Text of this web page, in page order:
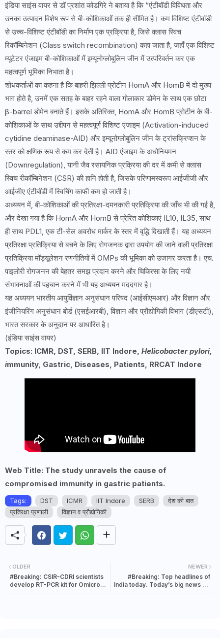
इंडिया साइंस वायर से डॉ प्रशांत कोडगिरे ने बताया है कि “एंटीबॉडी विविधता और
उनका उत्पादन विशेष रूप से बी-कोशिकाओं तक ही सीमित है। कम विशिष्ट एंटीबॉडी
से उच्च-विशिष्ट एंटीबॉडी का निर्माण एक प्रक्रिया है, जिसे क्लास स्विच
रिकॉम्बिनेशन (Class switch recombination) कहा जाता है, जहाँ एक विशिष्ट
म्यूटेटर एंजाइम बी-कोशिकाओं में इम्यूनोग्लोबुलिन जीन में उत्परिवर्तन कर एक
महत्वपूर्ण भूमिका निभाता है।
शोधकर्ताओं का कहना है कि बाहरी झिल्ली प्रोटीन HomA और HomB में दो मुख्य
भाग होते है, उनमें एक सतह के बाहर रहने वाला गोलाकार डोमेन के साथ एक छोटा
β-barrel डोमेन बनाते हैं। इसके अतिरिक्त, HomA और HomB प्रोटीन के बी-
कोशिकाओं के साथ उद्दीपन से महत्वपूर्ण विशिष्ट एंजाइम (Activation-induced
cytidine deaminase-AID) और इम्यूनोग्लोबुलिन जीन के ट्रांसक्रिप्शन के
स्तर को क्षणिक रूप से कम कर देती है। AID एंजाइम के अधोनियमन
(Downregulation), यानी जैव रसायनिक प्रक्रिया की दर में कमी से क्लास
स्विच रीकॉम्बिनेशन (CSR) की हानि होती है, जिसके परिणामस्वरूप आईजीजी और
आईजीए एंटीबॉडी में स्विचिंग काफी कम हो जाती है।
अध्ययन में, बी-कोशिकाओं की प्रतिरक्षा-दमनकारी प्रतिक्रिया की जाँच भी की गई है,
और देखा गया है कि HomA और HomB से प्रेरित कोशिकाएं IL10, IL35, साथ
ही साथ PDL1, एक टी-सेल अवरोध मार्कर के स्तर में वृद्धि दिखाती हैं। यह अध्ययन
प्रतिरक्षा प्रतिक्रिया से बचने के लिए रोगजनक द्वारा उपयोग की जाने वाली प्रतिरक्षा
प्रतिक्रिया मॉड्यूलेशन रणनीतियों में OMPs की भूमिका को उजागर करता है। एच.
पाइलोरी रोगजनन की बेहतर समझ प्रदान करने और चिकित्सा के लिए नयी
संभावनाओं की पहचान करने में भी यह अध्ययन मददगार है।
यह अध्ययन भारतीय आयुर्विज्ञान अनुसंधान परिषद (आईसीएमआर) और विज्ञान और
इंजीनियरिंग अनुसंधान बोर्ड (एसईआरबी), विज्ञान और प्रौद्योगिकी विभाग (डीएसटी),
भारत सरकार के अनुदान पर आधारित है।
(इंडिया साइंस वायर)
Topics: ICMR, DST, SERB, IIT Indore, Helicobacter pylori,
immunity, Gastric, Diseases, Patients, RRCAT Indore
Web Title: The study unravels the cause of
compromised immunity in gastric patients.
Tags: DST ICMR IIT Indore SERB
देश की बात
प्रतिरक्षा प्रणाली
विज्ञान व प्रौद्योगिकी
NEWER
#Breaking: Top headlines of
India today. Today’s big news 27
OLDER
#Breaking: CSIR-CDRI scientists
develop RT-PCR kit for Omicron